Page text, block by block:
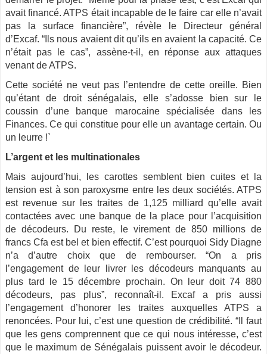
avait financé. ATPS était incapable de le faire car elle n’avait
pas la surface financière”, révèle le Directeur général
d’Excaf. “Ils nous avaient dit qu’ils en avaient la capacité. Ce
n’était pas le cas”, assène-t-il, en réponse aux attaques
venant de ATPS.
Cette société ne veut pas l’entendre de cette oreille. Bien
qu’étant de droit sénégalais, elle s’adosse bien sur le
coussin d’une banque marocaine spécialisée dans les
Finances. Ce qui constitue pour elle un avantage certain. Ou
un leurre !`
L’argent et les multinationales
Mais aujourd’hui, les carottes semblent bien cuites et la
tension est à son paroxysme entre les deux sociétés. ATPS
est revenue sur les traites de 1,125 milliard qu’elle avait
contactées avec une banque de la place pour l’acquisition
de décodeurs. Du reste, le virement de 850 millions de
francs Cfa est bel et bien effectif. C’est pourquoi Sidy Diagne
n’a d’autre choix que de rembourser. “On a pris
l’engagement de leur livrer les décodeurs manquants au
plus tard le 15 décembre prochain. On leur doit 74 880
décodeurs, pas plus”, reconnaît-il. Excaf a pris aussi
l’engagement d’honorer les traites auxquelles ATPS a
renoncées. Pour lui, c’est une question de crédibilité. “Il faut
que les gens comprennent que ce qui nous intéresse, c’est
que le maximum de Sénégalais puissent avoir le décodeur.